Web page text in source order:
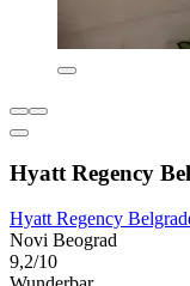
Hyatt Regency
Hyatt Regency
Novi Beograd
9,2/10